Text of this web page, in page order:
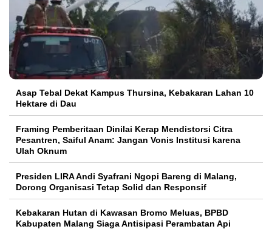
Asap Tebal Dekat Kampus Thursina, Kebakaran Lahan 10
Hektare di Dau
Framing Pemberitaan Dinilai Kerap Mendistorsi Citra
Pesantren, Saiful Anam: Jangan Vonis Institusi karena
Ulah Oknum
Presiden LIRA Andi Syafrani Ngopi Bareng di Malang,
Dorong Organisasi Tetap Solid dan Responsif
Kebakaran Hutan di Kawasan Bromo Meluas, BPBD
Kabupaten Malang Siaga Antisipasi Perambatan Api